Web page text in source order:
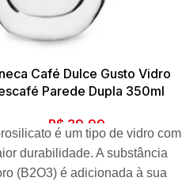
Café Dulce Gusto Vidro
Parede Dupla 350ml
R$ 39,99
é um tipo de vidro com
durabilidade. A substância
(B2O3) é adicionada à sua